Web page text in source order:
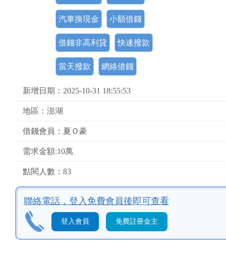
汽車換現金 小額借錢
借錢非高利貸 快速撥款
當天撥款 網絡借錢
新增日期：2025-10-31 18:55:53
地區：澎湖
借錢會員：夏Ｏ豪
需求金額:10萬
點閱人數：83
聯絡電話， 登入免費會員後即可查看
登入會員 免費註冊金主